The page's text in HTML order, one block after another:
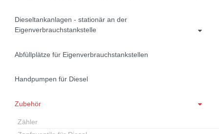
Dieseltankanlagen - stationär an der
Eigenverbrauchstankstelle
Abfüllplätze für Eigenverbrauchstankstellen
Handpumpen für Diesel
Zubehör
Zähler